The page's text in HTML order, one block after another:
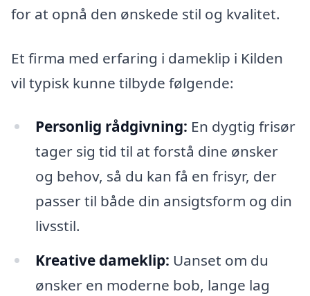
for at opnå den ønskede stil og kvalitet.
Et firma med erfaring i dameklip i Kilden
vil typisk kunne tilbyde følgende:
Personlig rådgivning: En dygtig frisør
tager sig tid til at forstå dine ønsker
og behov, så du kan få en frisyr, der
passer til både din ansigtsform og din
livsstil.
Kreative dameklip: Uanset om du
ønsker en moderne bob, lange lag